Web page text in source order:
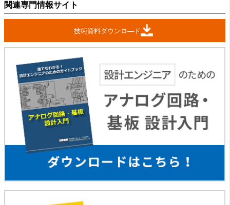
関連専門情報サイト
技術資料ダウンロ―ド